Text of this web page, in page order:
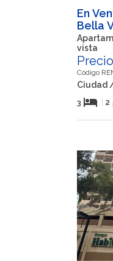
En
Bella
VEN
vista
Código
Ciudad
3 hotel | 2